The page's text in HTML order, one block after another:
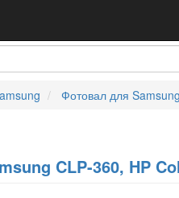
Фотовал для
CLP-360, HP